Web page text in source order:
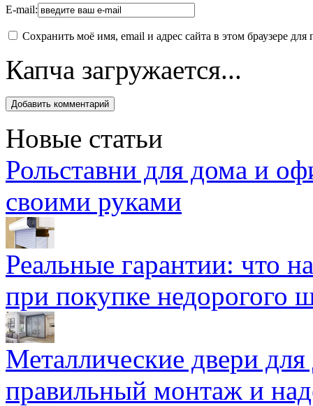
E-mail:
Сохранить моё имя, email и адрес сайта в этом браузере
Капча загружается...
Новые статьи
Рольставни для дома и
своими руками
Реальные гарантии: что
при покупке недорогого
Металлические двери
правильный монтаж и